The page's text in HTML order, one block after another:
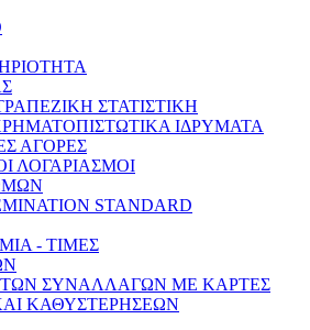
ΣΤΑΤΙΣΤΙΚΗ
ΙΔΡΥΜΑΤΑ
ΑΓΟΡΕΣ
ΛΟΓΑΡΙΑΣΜΟΙ
STANDARD
- ΤΙΜΕΣ
ΤΩΝ ΣΥΝΑΛΛΑΓΩΝ ΜΕ ΚΑΡΤΕΣ
ΚΑΘΥΣΤΕΡΗΣΕΩΝ